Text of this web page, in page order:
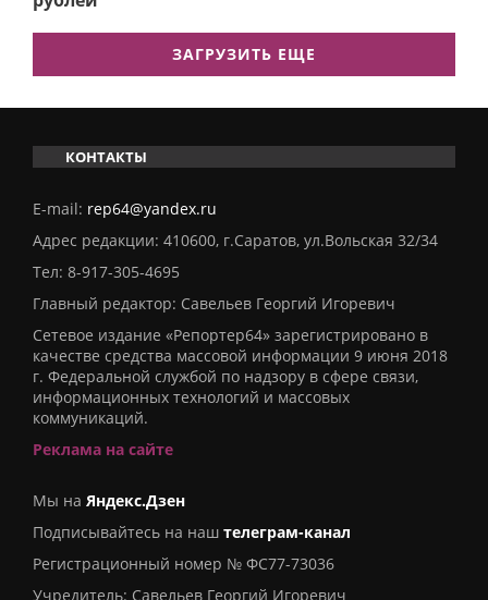
ЗАГРУЗИТЬ ЕЩЕ
КОНТАКТЫ
E-mail: rep64@yandex.ru
Адрес редакции: 410600, г.Саратов, ул.Вольская 32/34
Тел: 8-917-305-4695
Главный редактор: Савельев Георгий Игоревич
Сетевое издание «Репортер64» зарегистрировано в
качестве средства массовой информации 9 июня 2018
г. Федеральной службой по надзору в сфере связи,
информационных технологий и массовых
коммуникаций.
Реклама на сайте
Мы на Яндекс.Дзен
Подписывайтесь на наш телеграм-канал
Регистрационный номер № ФС77-73036
Учредитель: Савельев Георгий Игоревич